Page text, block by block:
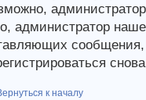
администратор
к началу